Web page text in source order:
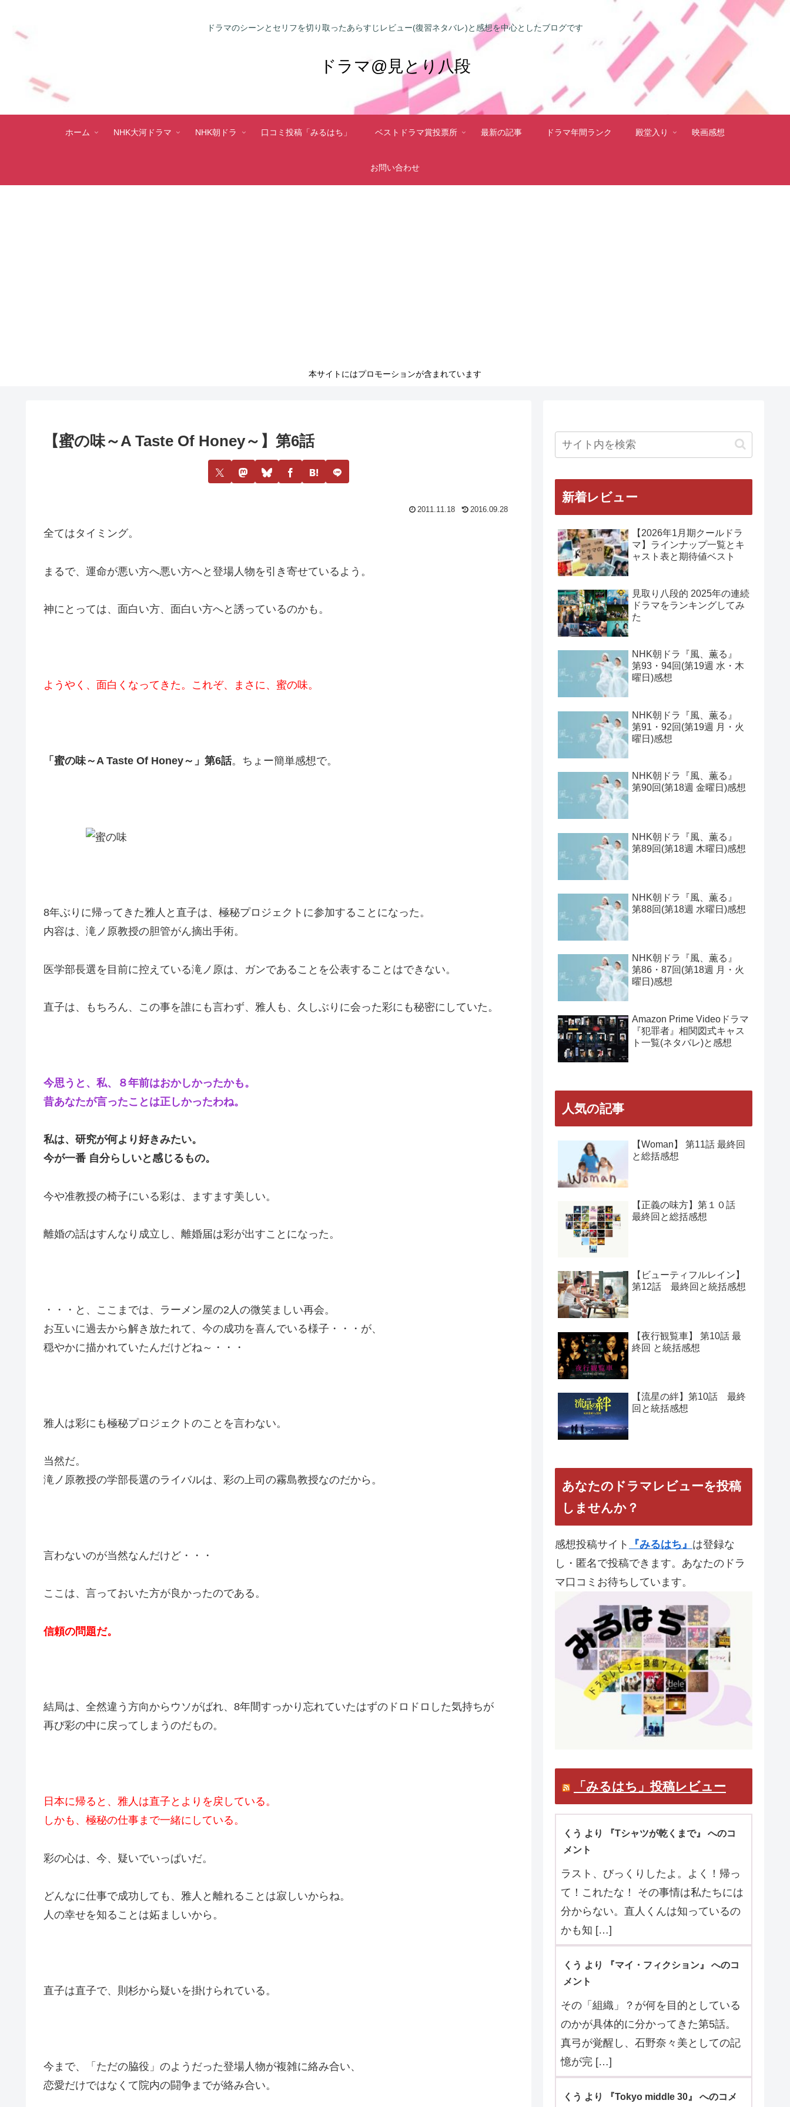
ドラマのシーンとセリフを切り取ったあらすじレビュー(復習ネタバレ)と感想を中心としたブログです
ドラマ@見とり八段
ホーム NHK大河ドラマ NHK朝ドラ 口コミ投稿「みるはち」 ベストドラマ賞投票所 最新の記事 ドラマ年間ランク 殿堂入り 映画感想
お問い合わせ
本サイトにはプロモーションが含まれています
【蜜の味～A Taste Of Honey～】第6話
2011.11.18 2016.09.28
全てはタイミング。
まるで、運命が悪い方へ悪い方へと登場人物を引き寄せているよう。
神にとっては、面白い方、面白い方へと誘っているのかも。
ようやく、面白くなってきた。これぞ、まさに、蜜の味。
「蜜の味～A Taste Of Honey～」第6話。ちょー簡単感想で。
8年ぶりに帰ってきた雅人と直子は、極秘プロジェクトに参加することになった。
内容は、滝ノ原教授の胆管がん摘出手術。
医学部長選を目前に控えている滝ノ原は、ガンであることを公表することはできない。
直子は、もちろん、この事を誰にも言わず、雅人も、久しぶりに会った彩にも秘密にしていた。
今思うと、私、８年前はおかしかったかも。
昔あなたが言ったことは正しかったわね。
私は、研究が何より好きみたい。
今が一番 自分らしいと感じるもの。
今や准教授の椅子にいる彩は、ますます美しい。
離婚の話はすんなり成立し、離婚届は彩が出すことになった。
・・・と、ここまでは、ラーメン屋の2人の微笑ましい再会。
お互いに過去から解き放たれて、今の成功を喜んでいる様子・・・が、
穏やかに描かれていたんだけどね～・・・
雅人は彩にも極秘プロジェクトのことを言わない。
当然だ。
滝ノ原教授の学部長選のライバルは、彩の上司の霧島教授なのだから。
言わないのが当然なんだけど・・・
ここは、言っておいた方が良かったのである。
信頼の問題だ。
結局は、全然違う方向からウソがばれ、8年間すっかり忘れていたはずのドロドロした気持ちが
再び彩の中に戻ってしまうのだもの。
日本に帰ると、雅人は直子とよりを戻している。
しかも、極秘の仕事まで一緒にしている。
彩の心は、今、疑いでいっぱいだ。
どんなに仕事で成功しても、雅人と離れることは寂しいからね。
人の幸せを知ることは妬ましいから。
直子は直子で、則杉から疑いを掛けられている。
今まで、「ただの脇役」のようだった登場人物が複雑に絡み合い、
恋愛だけではなくて院内の闘争までが絡み合い。
新着レビュー
【2026年1月期クールドラ
マ】ラインナップ一覧とキ
ャスト表と期待値ベスト
見取り八段的 2025年の連続
ドラマをランキングしてみ
た
NHK朝ドラ『風、薫る』
第93・94回(第19週 水・木
曜日)感想
NHK朝ドラ『風、薫る』
第91・92回(第19週 月・火
曜日)感想
NHK朝ドラ『風、薫る』
第90回(第18週 金曜日)感想
NHK朝ドラ『風、薫る』
第89回(第18週 木曜日)感想
NHK朝ドラ『風、薫る』
第88回(第18週 水曜日)感想
NHK朝ドラ『風、薫る』
第86・87回(第18週 月・火
曜日)感想
Amazon Prime Videoドラマ
『犯罪者』相関図式キャス
ト一覧(ネタバレ)と感想
人気の記事
【Woman】 第11話 最終回
と総括感想
【正義の味方】第１０話
最終回と総括感想
【ビューティフルレイン】
第12話 最終回と統括感想
【夜行観覧車】 第10話 最
終回 と統括感想
【流星の絆】第10話 最終
回と統括感想
あなたのドラマレビューを投稿
しませんか？
感想投稿サイト 『みるはち』 は登録な
し・匿名で投稿できます。あなたのドラ
マ口コミお待ちしています。
「みるはち」投稿レビュー
くう より 『Tシャツが乾くまで』 へのコ
メント
ラスト、びっくりしたよ。よく！帰っ
て！これたな！ その事情は私たちには
分からない。直人くんは知っているの
かも知 […]
くう より 『マイ・フィクション』 へのコ
メント
その「組織」？が何を目的としている
のかが具体的に分かってきた第5話。
真弓が覚醒し、石野奈々美としての記
憶が完 […]
くう より 『Tokyo middle 30』 へのコメ